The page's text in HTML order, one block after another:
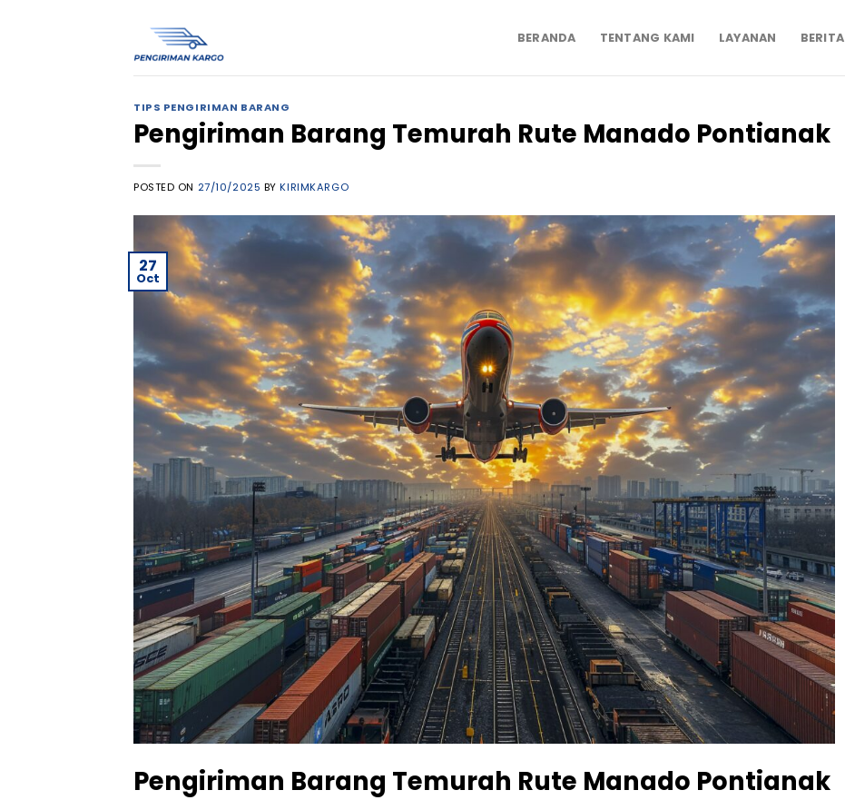
BERANDA TENTANG KAMI LAYANAN BERITA
TIPS PENGIRIMAN BARANG
Pengiriman Barang Temurah Rute Manado Pontianak
POSTED ON 27/10/2025 BYKIRIMKARGO
27
Oct
Pengiriman Barang Temurah Rute Manado Pontianak